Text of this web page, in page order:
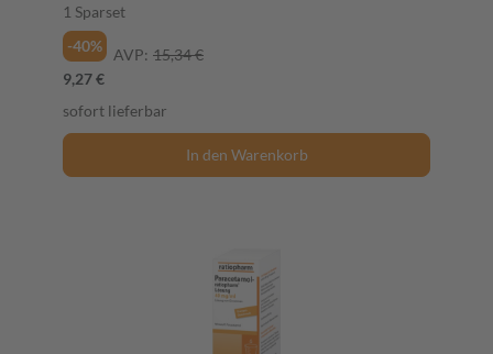
1 Sparset
-40%
AVP: 15,34 €
9,27 €
sofort lieferbar
In den Warenkorb